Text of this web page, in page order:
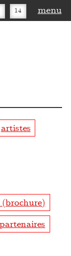
14 menu
artistes
partenaires